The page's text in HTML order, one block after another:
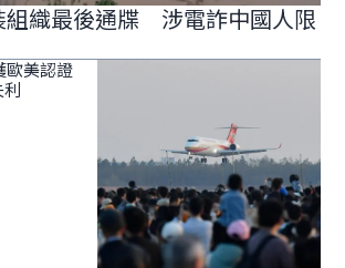
組織最後通牒 涉電詐中國人限
歐美認證